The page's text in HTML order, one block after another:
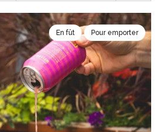
En fût Pour emporter